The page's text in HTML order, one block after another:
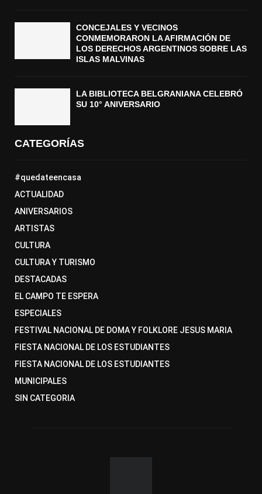
CONCEJALES Y VECINOS
CONMEMORARON LA AFIRMACIÓN DE
LOS DERECHOS ARGENTINOS SOBRE LAS
ISLAS MALVINAS
LA BIBLIOTECA BELGRANIANA CELEBRÓ
SU 10° ANIVERSARIO
CATEGORÍAS
#quedateencasa
ACTUALIDAD
ANIVERSARIOS
ARTISTAS
CULTURA
CULTURA Y TURISMO
DESTACADAS
EL CAMPO TE ESPERA
ESPECIALES
FESTIVAL NACIONAL DE DOMA Y FOLKLORE JESUS MARIA
FIESTA NACIONAL DE LOS ESTUDIANTES
FIESTA NACIONAL DE LOS ESTUDIANTES
MUNICIPALES
SIN CATEGORIA